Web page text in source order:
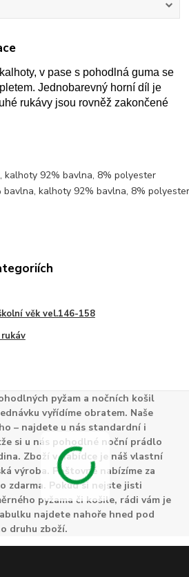
v pase s pohodlná guma se
Jednobarevný horní díl je
rukávy jsou rovněž zakončené
92% bavlna, 8% polyester
bavlna, kalhoty 92% bavlna, 8%
věk vel.146-158
pyžam a nočních košil
vyřídíme obratem. Naše
– najdete u nás standardní i
si u nás pohodlné noční prádlo
Zboží v nabídce je náš vlastní
výroba. Poštovné nabízíme za
zdarma. Pokud si nejste jisti
pyžama či košile, rádi vám je
najdete nahoře hned pod
druhu zboží.